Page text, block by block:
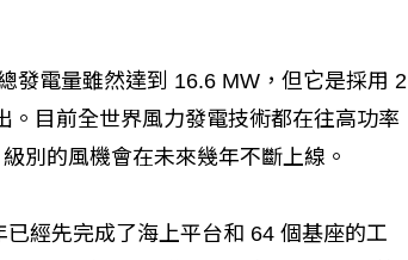
發電量雖然達到 16.6 MW，但它是採用 2
目前全世界風力發電技術都在往高功率
別的風機會在未來幾年不斷上線。
經先完成了海上平台和 64 個基座的工